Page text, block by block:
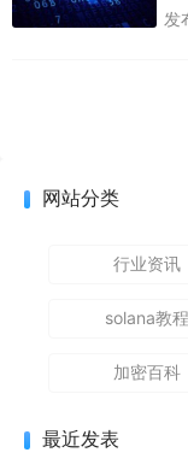
中
发
网站分类
行业资讯
solana教程
加密百科
最近发表